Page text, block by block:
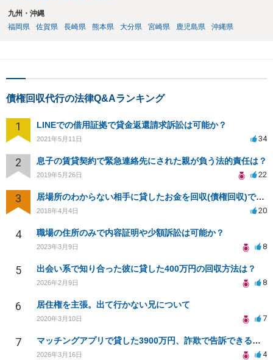
九州・沖縄
福岡県
佐賀県 長崎県 熊本県 大分県 宮崎県 鹿児島県 沖縄県
債権回収代行の法律Q&Aランキング
1 LINEでの借用証拠で貸金返還請求訴訟は可能か？
2021年5月11日 34
2 息子の賃貸契約で緊急連絡先にされた親が負う法的責任は？
2019年5月26日 22
3 居場所のわからない相手に貸したお金を回収(債権回収)できますか？
2018年4月4日 20
4 職場の住所のみで内容証明や少額訴訟は可能か？
2023年3月9日 8
5 出会い系で知り合った彼に貸した400万円の回収方法は？
2026年2月9日 8
6 居住権を主張。出て行かない兄について
2020年3月10日 7
7 マッチングアプリで貸した3900万円、詐欺で告訴できるか？
2026年3月16日 4